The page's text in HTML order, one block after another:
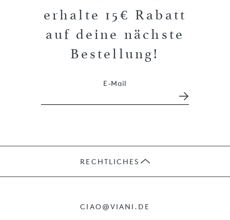
erhalte 15€ Rabatt
auf deine nächste
Bestellung!
E-Mail
RECHTLICHES
CIAO@VIANI.DE